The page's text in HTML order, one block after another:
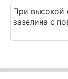
При высокой
вазелина с